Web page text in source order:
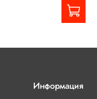
Информация